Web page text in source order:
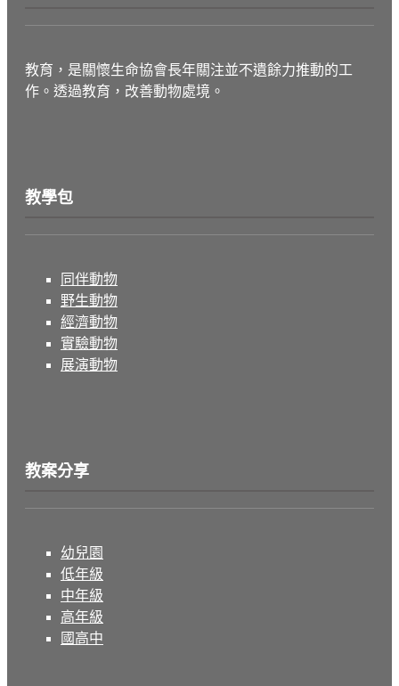
教育，是關懷生命協會長年關注並不遺餘力推動的工
作。透過教育，改善動物處境。
教學包
同伴動物
野生動物
經濟動物
實驗動物
展演動物
教案分享
幼兒園
低年級
中年級
高年級
國高中